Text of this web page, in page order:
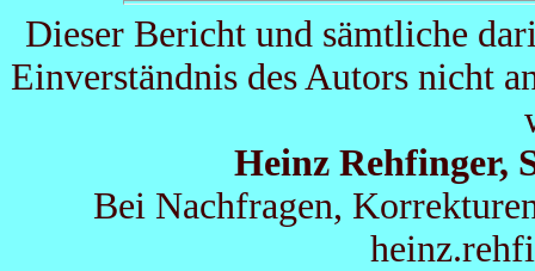
Dieser Bericht und sämtliche
Einverständnis des Autors nicht
Heinz Rehfinger,
Bei Nachfragen,